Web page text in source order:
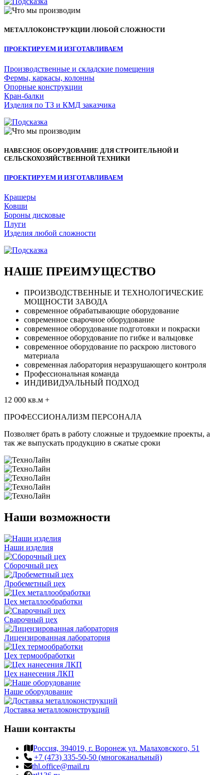
МЕТАЛЛОКОНСТРУКЦИИ ЛЮБОЙ СЛОЖНОСТИ
ПРОЕКТИРУЕМ И ИЗГОТАВЛИВАЕМ
Производственные и складские помещения
Фермы, каркасы, колонны
Опорные конструкции
Кран-балки
Изделия по ТЗ и КМД заказчика
НАВЕСНОЕ ОБОРУДОВАНИЕ ДЛЯ СТРОИТЕЛЬНОЙ И
СЕЛЬСКОХОЗЯЙСТВЕННОЙ ТЕХНИКИ
ПРОЕКТИРУЕМ И ИЗГОТАВЛИВАЕМ
Крашеры
Ковши
Бороны дисковые
Плуги
Изделия любой сложности
НАШЕ ПРЕИМУЩЕСТВО
ПРОИЗВОДСТВЕННЫЕ И ТЕХНОЛОГИЧЕСКИЕ
МОЩНОСТИ ЗАВОДА
современное обрабатывающие оборудование
современное сварочное оборудование
современное оборудование подготовки и покраски
современное оборудование по гибке и вальцовке
современное оборудование по раскрою листового
материала
современная лаборатория неразрушающего контроля
Профессиональная команда
ИНДИВИДУАЛЬНЫЙ ПОДХОД
12 000 кв.м +
ПРОФЕССИОНАЛИЗМ ПЕРСОНАЛА
Позволяет брать в работу сложные и трудоемкие проекты, а
так же выпускать продукцию в сжатые сроки
Наши возможности
Наши изделия
Сборочный цех
Дробеметный цех
Цех металлообработки
Сварочный цех
Лицензированная лаборатория
Цех термообработки
Цех нанесения ЛКП
Наше оборудование
Доставка металлоконструкций
Наши контакты
Россия, 394019, г. Воронеж ул. Малаховского, 51
+7 (473) 335-50-50 (многоканальный)
thl.office@mail.ru